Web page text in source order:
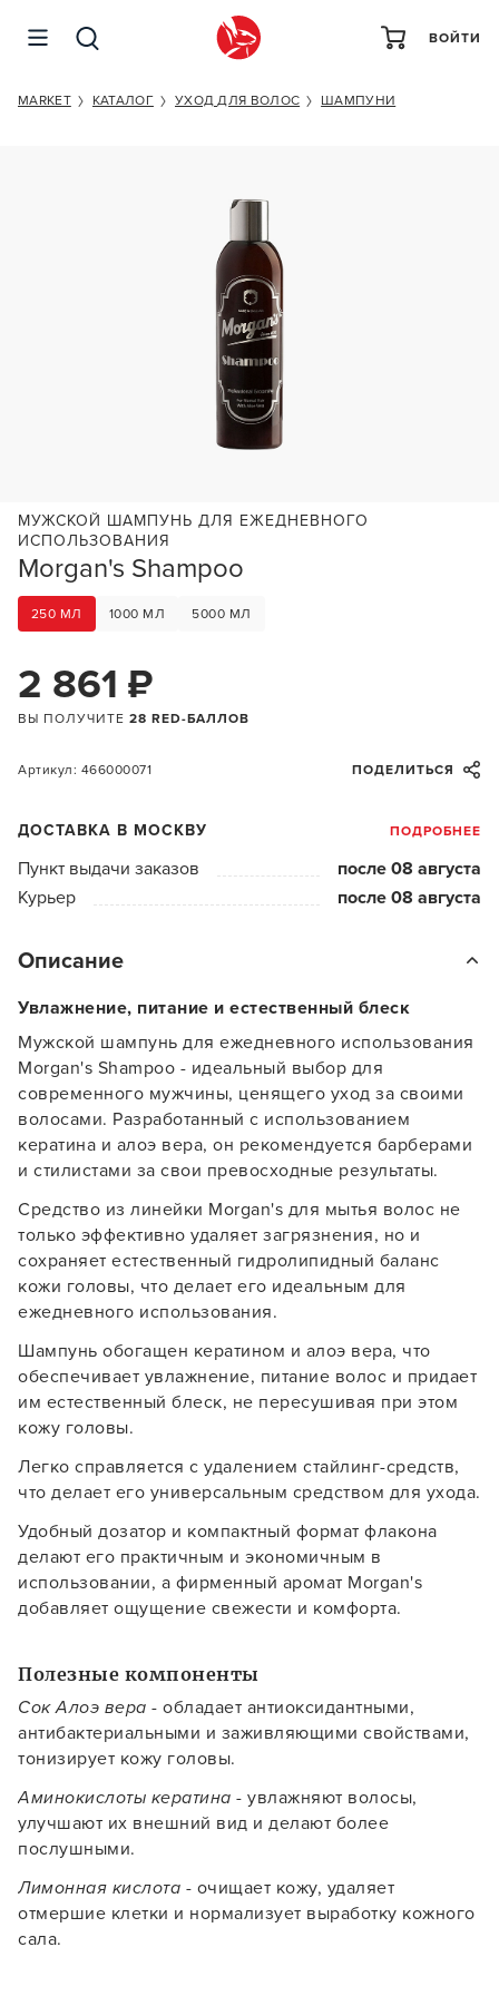
ВОЙТИ
MARKET КАТАЛОГ УХОД ДЛЯ ВОЛОС ШАМПУНИ
Morgan's Shampoo
МУЖСКОЙ ШАМПУНЬ ДЛЯ ЕЖЕДНЕВНОГО
ИСПОЛЬЗОВАНИЯ
250 МЛ 1000 МЛ 5000 МЛ
2 861 ₽
ВЫ ПОЛУЧИТЕ 28 RED-БАЛЛОВ
Артикул: 466000071 ПОДЕЛИТЬСЯ
ДОСТАВКА В МОСКВУ ПОДРОБНЕЕ
Пункт выдачи заказов
после 08 августа
Курьер
после 08 августа
Описание
Увлажнение, питание и естественный блеск
Мужской шампунь для ежедневного использования
Morgan's Shampoo - идеальный выбор для
современного мужчины, ценящего уход за своими
волосами. Разработанный с использованием
кератина и алоэ вера, он рекомендуется барберами
и стилистами за свои превосходные результаты.
Средство из линейки Morgan's для мытья волос не
только эффективно удаляет загрязнения, но и
сохраняет естественный гидролипидный баланс
кожи головы, что делает его идеальным для
ежедневного использования.
Шампунь обогащен кератином и алоэ вера, что
обеспечивает увлажнение, питание волос и придает
им естественный блеск, не пересушивая при этом
кожу головы.
Легко справляется с удалением стайлинг-средств,
что делает его универсальным средством для ухода.
Удобный дозатор и компактный формат флакона
делают его практичным и экономичным в
использовании, а фирменный аромат Morgan's
добавляет ощущение свежести и комфорта.
Полезные компоненты
Сок Алоэ вера - обладает антиоксидантными,
антибактериальными и заживляющими свойствами,
тонизирует кожу головы.
Аминокислоты кератина - увлажняют волосы,
улучшают их внешний вид и делают более
послушными.
Лимонная кислота - очищает кожу, удаляет
отмершие клетки и нормализует выработку кожного
сала.
В новом приложении RedHare Market для Android
смотреть товары и оформлять заказы — удобнее и
MORGAN'S SHAMPOO